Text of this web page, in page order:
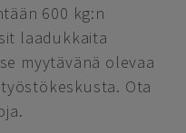
600 kg:n
laadukkaita
myytävänä olevaa
Ota